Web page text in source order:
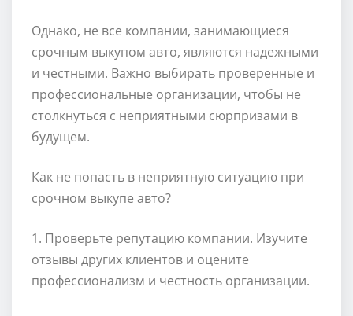
Однако, не все компании, занимающиеся
срочным выкупом авто, являются надежными
и честными. Важно выбирать проверенные и
профессиональные организации, чтобы не
столкнуться с неприятными сюрпризами в
будущем.
Как не попасть в неприятную ситуацию при
срочном выкупе авто?
1. Проверьте репутацию компании. Изучите
отзывы других клиентов и оцените
профессионализм и честность организации.